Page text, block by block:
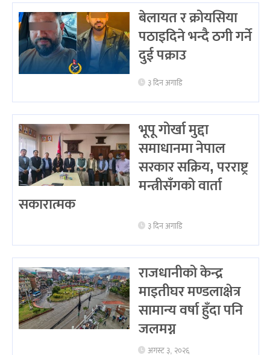
बेलायत र क्रोयसिया
पठाइदिने भन्दै ठगी गर्ने
दुई पक्राउ
३ दिन अगाडि
भूपू गोर्खा मुद्दा
समाधानमा नेपाल
सरकार सक्रिय, परराष्ट्र
मन्त्रीसँगको वार्ता
सकारात्मक
३ दिन अगाडि
राजधानीको केन्द्र
माइतीघर मण्डलाक्षेत्र
सामान्य वर्षा हुँदा पनि
जलमग्न
अगस्ट ३, २०२६